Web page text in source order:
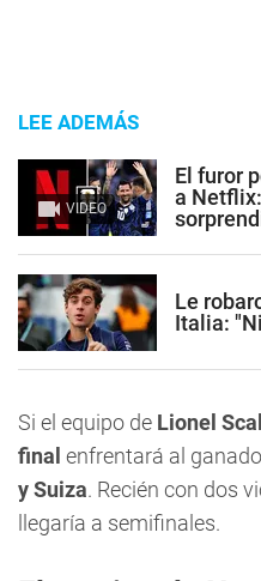
LEE ADEMÁS
VIDEO
El furor
a
Le
Italia:
Si el equipo de Lionel
final enfrentará al
y Suiza. Recién con dos
llegaría a semifinales.